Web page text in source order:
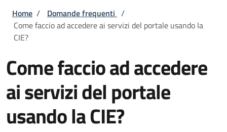
Briciole di pane
Home / Domande frequenti /
Come faccio ad accedere ai servizi del portale usando la
CIE?
Come faccio ad accedere
ai servizi del portale
usando la CIE?